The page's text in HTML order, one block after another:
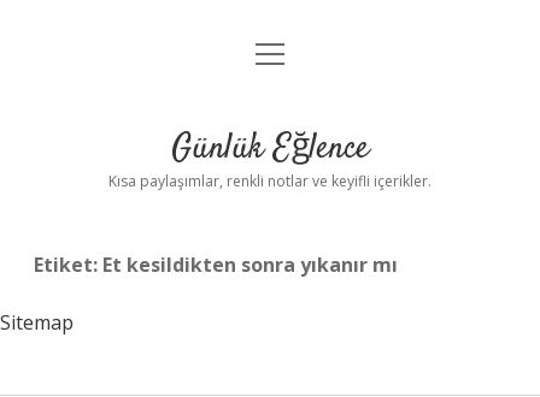
Anasayfa
Yasal Uyarı
menüyü
Günlük Eğlence
Kısa paylaşımlar, renkli notlar ve keyifli içerikler.
Etiket: Et kesildikten sonra yıkanır mı
Sitemap